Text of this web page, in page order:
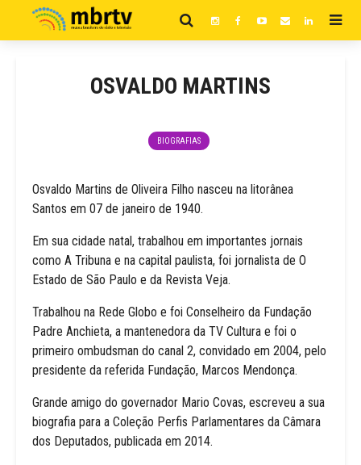
OSVALDO MARTINS
BIOGRAFIAS
Osvaldo Martins de Oliveira Filho nasceu na litorânea
Santos em 07 de janeiro de 1940.
Em sua cidade natal, trabalhou em importantes jornais
como A Tribuna e na capital paulista, foi jornalista de O
Estado de São Paulo e da Revista Veja.
Trabalhou na Rede Globo e foi Conselheiro da Fundação
Padre Anchieta, a mantenedora da TV Cultura e foi o
primeiro ombudsman do canal 2, convidado em 2004, pelo
presidente da referida Fundação, Marcos Mendonça.
Grande amigo do governador Mario Covas, escreveu a sua
biografia para a Coleção Perfis Parlamentares da Câmara
dos Deputados, publicada em 2014.